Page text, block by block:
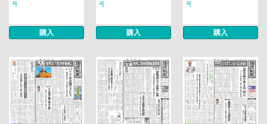
号
購入
号
購入
号
購入